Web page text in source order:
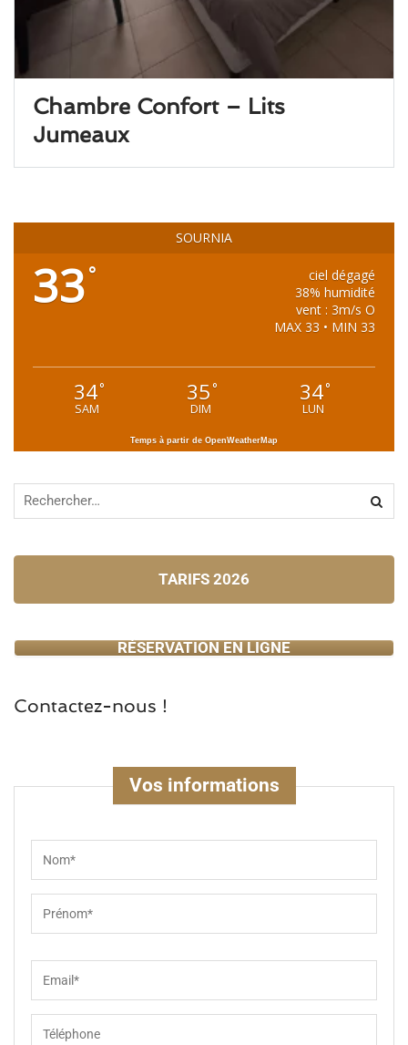
Chambre Confort – Lits
Jumeaux
SOURNIA
33°
ciel dégagé
38% humidité
vent : 3m/s O
MAX 33 • MIN 33
34°
SAM
35°
DIM
34°
LUN
Temps à partir de OpenWeatherMap
TARIFS 2026
RÉSERVATION EN LIGNE
Contactez-nous !
Vos informations